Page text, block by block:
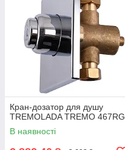
Кран-дозатор для душу
TREMOLADA TREMO 467RG
В наявності